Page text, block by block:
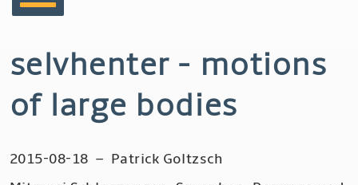
selvhenter - motions
of large bodies
2015-08-18 – Patrick Goltzsch